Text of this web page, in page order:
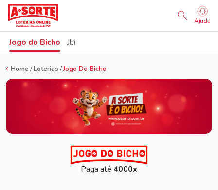
Ajuda
Jogo do Bicho Jbi
Home Loterias Jogo Do Bicho
Paga até 4000x